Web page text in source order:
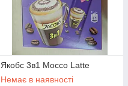
Якобс 3в1 Mocco Latte
Немає в наявності